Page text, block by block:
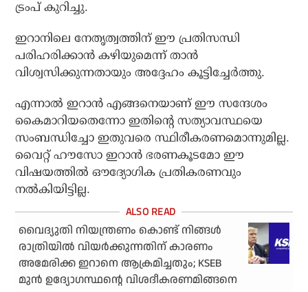
ട്രംപ് കുറിച്ചു.
ഇറാനിലെ നേതൃത്വത്തിന് ഈ പ്രതിസന്ധി
പരിഹരിക്കാന്‍ കഴിയുമെന്ന് താന്‍
വിശ്വസിക്കുന്നതായും അദ്ദേഹം കൂട്ടിച്ചേര്‍ത്തു.
എന്നാല്‍ ഇറാന്‍ എങ്ങനെയാണ് ഈ സന്ദേശം
കൈമാറിയതെന്നോ ഇതിന്റെ സത്യാവസ്ഥയെ
സംബന്ധിച്ചോ ഇതുവരെ സ്ഥിരീകരണമൊന്നുമില്ല.
വൈറ്റ് ഹൗസോ ഇറാന്‍ ഭരണകൂടമോ ഈ
വിഷയത്തില്‍ ഔദ്യോഗിക പ്രതികരണവും
നല്‍കിയിട്ടില്ല.
വൈദ്യുതി നിയന്ത്രണം കൊണ്ട് നിങ്ങള്‍
രാത്രിയില്‍ വിയര്‍ക്കുന്നതിന് കാരണം
അമേരിക്ക ഇറാനെ ആക്രമിച്ചതും; KSEB
മുന്‍ ഉദ്യോഗസ്ഥന്റെ വിശദീകരണമിങ്ങനെ